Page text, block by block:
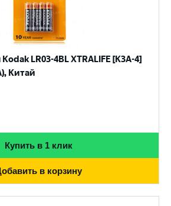
LR03-4BL XTRALIFE [K3A-4]
Китай
Купить в 1 клик
в корзину